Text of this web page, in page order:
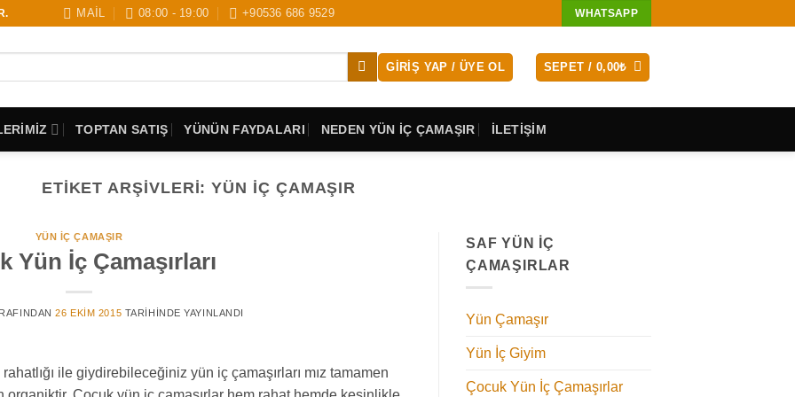
MAİL 08:00 - 19:00 +90536 686 9529 WHATSAPP
GIRIŞ YAP / ÜYE OL SEPET / 0,00₺
TOPTAN SATIŞ YÜNÜN FAYDALARI NEDEN YÜN İÇ ÇAMAŞIR İLETİŞİM
ETIKET ARŞIVLERI:YÜN IÇ ÇAMAŞIR
YÜN IÇ ÇAMAŞIR
Yün İç Çamaşırları
26 EKIM 2015 TARIHINDE YAYINLANDI
ile giydirebileceğiniz yün iç çamaşırları mız tamamen
SAF YÜN İÇ
ÇAMAŞIRLAR
Yün Çamaşır
Yün İç Giyim
Çocuk Yün İç Çamaşırlar